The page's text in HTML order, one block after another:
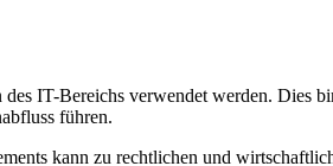
IT-Bereichs verwendet werden.
führen.
kann zu rechtlichen und